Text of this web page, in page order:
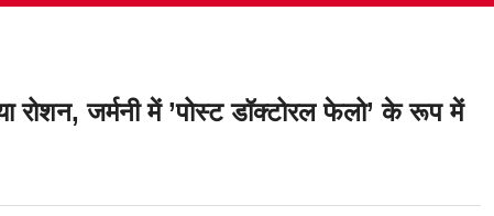
रोशन, जर्मनी में ’पोस्ट डॉक्टोरल फेलो’ के रूप में